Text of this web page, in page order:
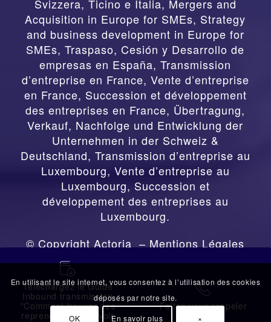
Svizzera, Ticino e Italia, Mergers and
Acquisition in Europe for SMEs, Strategy
and business development in Europe for
SMEs,Traspaso, Cesión y Desarrollo de
empresas en España,Transmission
d’entreprise en France, Vente d’entreprise
en France, Succession et développement
des entreprises en France, Übertragung,
Verkauf, Nachfolge und Entwicklung der
Unternehmen in der Schweiz &
Deutschland, Transmission d’entreprise au
Luxembourg, Vente d’entreprise au
Luxembourg, Succession et
développement des entreprises au
Luxembourg.
© Copyright Actoria – Mentions Légales
蠟
Téléchargez le Guide
Inbound transmission
"Comment trouver des
repreneurs sans avoir
拉
Faites-vous rappeler
En utilisant le site internet, vous consentez à l’utilisation des cookies
déposés par notre site.
OK En savoir plus ×